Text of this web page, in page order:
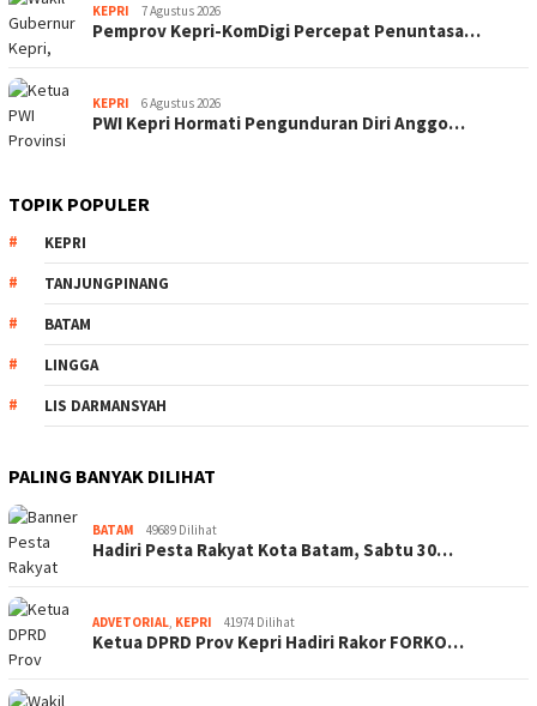
KEPRI 7 Agustus 2026
Pemprov Kepri-KomDigi Percepat Penuntasa…
KEPRI 6 Agustus 2026
PWI Kepri Hormati Pengunduran Diri Anggo…
TOPIK POPULER
KEPRI
TANJUNGPINANG
BATAM
LINGGA
LIS DARMANSYAH
PALING BANYAK DILIHAT
BATAM 49689 Dilihat
Hadiri Pesta Rakyat Kota Batam, Sabtu 30…
ADVETORIAL KEPRI 41974 Dilihat
Ketua DPRD Prov Kepri Hadiri Rakor FORKO…